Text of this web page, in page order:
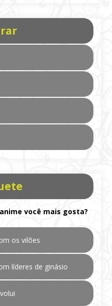
você mais gosta?
os vilões
líderes de ginásio